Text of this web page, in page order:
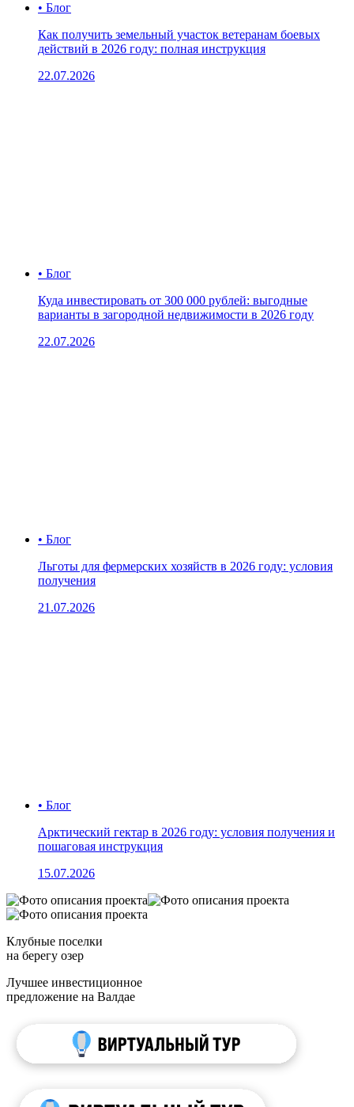
• Блог
Как получить земельный участок ветеранам боевых
действий в 2026 году: полная инструкция
22.07.2026
• Блог
Куда инвестировать от 300 000 рублей: выгодные
варианты в загородной недвижимости в 2026 году
22.07.2026
• Блог
Льготы для фермерских хозяйств в 2026 году: условия
получения
21.07.2026
• Блог
Арктический гектар в 2026 году: условия получения и
пошаговая инструкция
15.07.2026
Клубные поселки
на берегу озер
Лучшее инвестиционное
предложение на Валдае